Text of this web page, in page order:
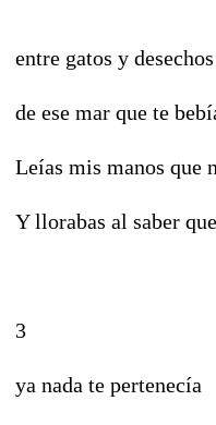
entre gatos y desechos
de ese mar que te
Leías mis manos que
Y llorabas al saber
3
ya nada te pertenecía